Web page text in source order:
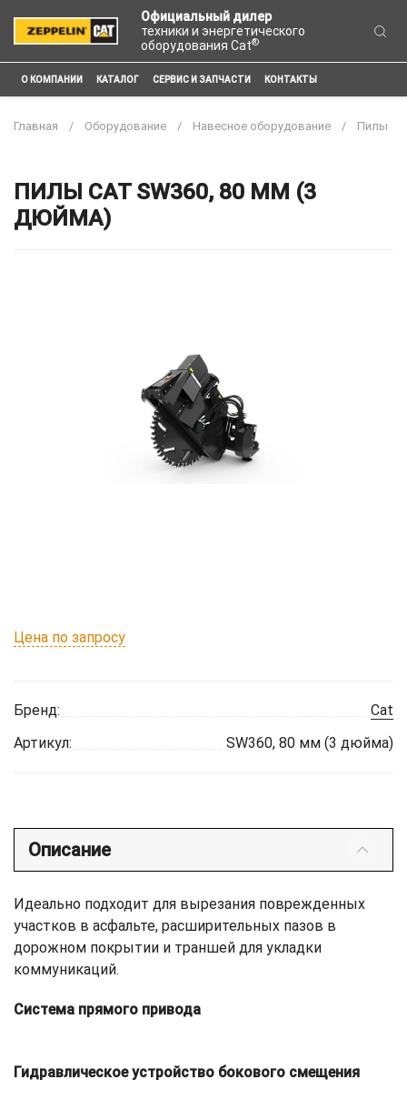
Официальный дилер
техники и энергетического
оборудования Cat®
О КОМПАНИИ КАТАЛОГ СЕРВИС И ЗАПЧАСТИ КОНТАКТЫ
Главная Оборудование Навесное оборудование Пилы
ПИЛЫ CAT SW360, 80 ММ (3
ДЮЙМА)
Цена по запросу
Бренд:
Cat
Артикул:
SW360, 80 мм (3 дюйма)
Описание
Идеально подходит для вырезания поврежденных
участков в асфальте, расширительных пазов в
дорожном покрытии и траншей для укладки
коммуникаций.
Система прямого привода
Гидравлическое устройство бокового смещения